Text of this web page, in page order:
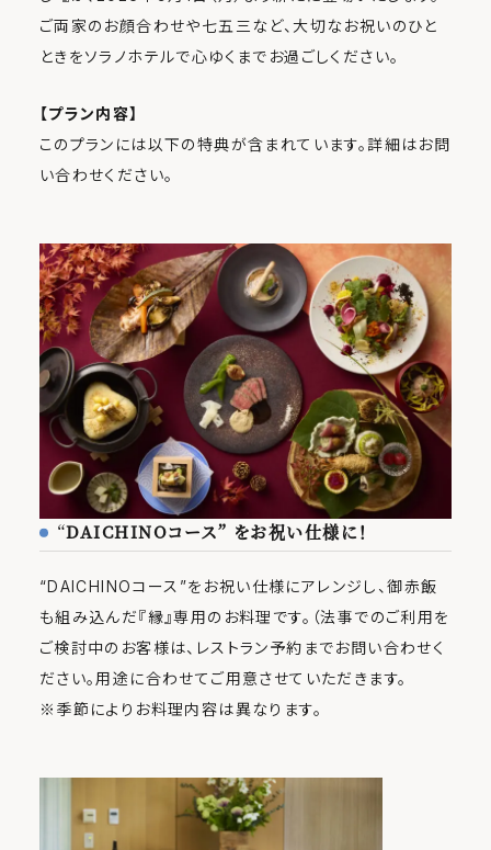
ご両家のお顔合わせや七五三など、大切なお祝いのひと
ときをソラノホテルで心ゆくまでお過ごしください。
【プラン内容】
このプランには以下の特典が含まれています。詳細はお問
い合わせください。
“DAICHINOコース” をお祝い仕様に！
“DAICHINOコース”をお祝い仕様にアレンジし、御赤飯
も組み込んだ『縁』専用のお料理です。（法事でのご利用を
ご検討中のお客様は、レストラン予約までお問い合わせく
ださい。用途に合わせてご用意させていただきます。
※季節によりお料理内容は異なります。